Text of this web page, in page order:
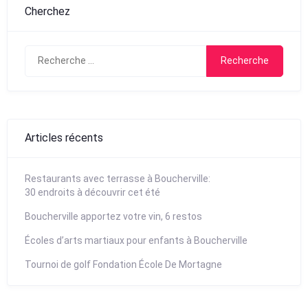
Cherchez
Articles récents
Restaurants avec terrasse à Boucherville:
30 endroits à découvrir cet été
Boucherville apportez votre vin, 6 restos
Écoles d’arts martiaux pour enfants à Boucherville
Tournoi de golf Fondation École De Mortagne